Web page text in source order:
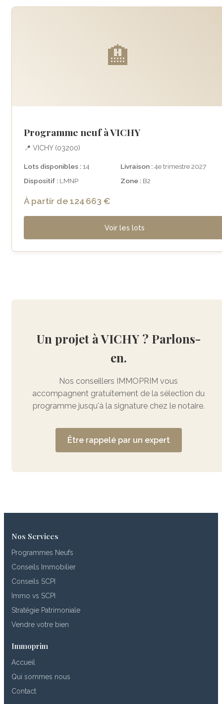
🏨
Programme neuf à VICHY
📍 VICHY (03200)
Lots disponibles : 14 Livraison :4e trimestre 2027
Dispositif : LMNP Zone : B2
À partir de 124 663 €
Voir les lots
Un projet à VICHY ? Parlons-
en.
Nos conseillers IMMOPRIM vous
accompagnent gratuitement de la sélection du
programme jusqu'à la signature chez le notaire.
Être rappelé par un expert
Nos Services
Programmes Neufs
Conseils Immobilier
Conseils SCPI
Immo vs SCPI
Stratégie Patrimoniale
Vendre votre bien
Immoprim
Accueil
Qui sommes nous
Contact